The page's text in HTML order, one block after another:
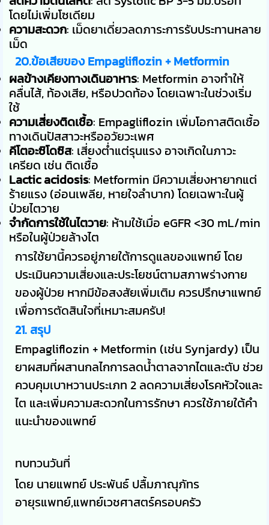
โดยไม่เพิ่มโซเดียม
ความสะดวก: เม็ดยาเดี่ยวลดภาระการรับประทานหลาย
เม็ด
20.ข้อเสียของ Empagliflozin + Metformin
ผลข้างเคียงทางเดินอาหาร: Metformin อาจทำให้
คลื่นไส้, ท้องเสีย, หรือปวดท้อง โดยเฉพาะในช่วงเริ่ม
ใช้
ความเสี่ยงติดเชื้อ: Empagliflozin เพิ่มโอกาสติดเชื้อ
ทางเดินปัสสาวะหรืออวัยวะเพศ
คีโตอะซิโดซิส: เสี่ยงต่ำแต่รุนแรง อาจเกิดในภาวะ
เครียด เช่น ติดเชื้อ
Lactic acidosis: Metformin มีความเสี่ยงหายากแต่
ร้ายแรง (อ่อนเพลีย, หายใจลำบาก) โดยเฉพาะในผู้
ป่วยไตวาย
จำกัดการใช้ในไตวาย: ห้ามใช้เมื่อ eGFR <30 mL/min
หรือในผู้ป่วยล้างไต
การใช้ยานี้ควรอยู่ภายใต้การดูแลของแพทย์ โดย
ประเมินความเสี่ยงและประโยชน์ตามสภาพร่างกาย
ของผู้ป่วย หากมีข้อสงสัยเพิ่มเติม ควรปรึกษาแพทย์
เพื่อการตัดสินใจที่เหมาะสมครับ!
21. สรุป
Empagliflozin + Metformin (เช่น Synjardy) เป็น
ยาผสมที่ผสานกลไกการลดน้ำตาลจากไตและตับ ช่วย
ควบคุมเบาหวานประเภท 2 ลดความเสี่ยงโรคหัวใจและ
ไต และเพิ่มความสะดวกในการรักษา ควรใช้ภายใต้คำ
แนะนำของแพทย์
ทบทวนวันที่
โดย นายแพทย์ ประพันธ์ ปลื้มภาณุภัทร
อายุรแพทย์,แพทย์เวชศาสตร์ครอบครัว